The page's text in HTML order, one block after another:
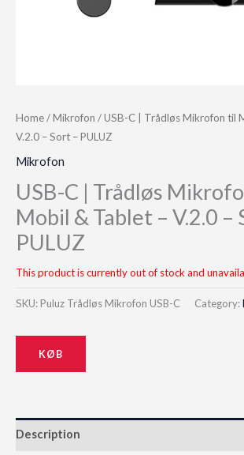
Home/Mikrofon / USB-C | Trådløs Mikrofon til
V.2.0 – Sort – PULUZ
Mikrofon
USB-C | Trådløs
Mobil & Tablet – V.2.0 –
PULUZ
This product is currently out of stock and
SKU: Puluz Trådløs Mikrofon USB-C Category:
KØB
Description